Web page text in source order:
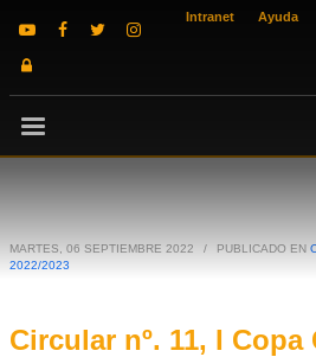
Intranet Ayuda
MARTES, 06 SEPTIEMBRE 2022 / PUBLICADO EN
2022/2023
Circular nº. 11, I